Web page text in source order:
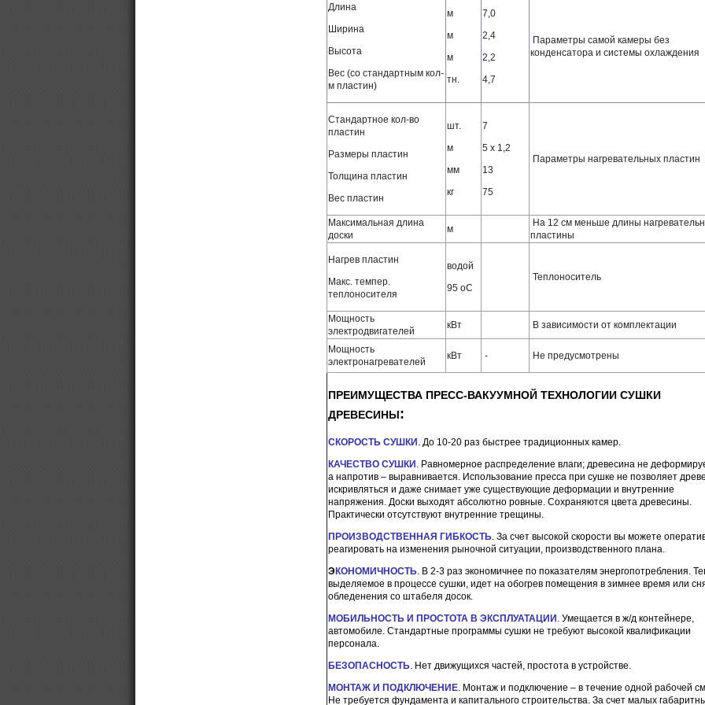
Длина
Ширина
Высота
Вес (со стандартным кол-
м пластин)
м
м
м
тн.
7,0
2,4
2,2
4,7
Параметры самой камеры без
конденсатора и системы охлаждения
Стандартное кол-во
пластин
Размеры пластин
Толщина пластин
Вес пластин
шт.
м
мм
кг
7
5 х 1,2
13
75
Параметры нагревательных пластин
Максимальная длина
доски
м
На 12 см меньше длины
пластины
Нагрев пластин
Макс. темпер.
теплоносителя
водой
95 оС
Теплоноситель
Мощность
электродвигателей
кВт В зависимости от комплектации
Мощность
электронагревателей
кВт - Не предусмотрены
ПРЕИМУЩЕСТВА ПРЕСС-ВАКУУМНОЙ ТЕХНОЛОГИИ СУШКИ
ДРЕВЕСИНЫ:
СКОРОСТЬ СУШКИ . До 10-20 раз быстрее традиционных камер.
КАЧЕСТВО СУШКИ . Равномерное распределение влаги; древесина не
а напротив – выравнивается. Использование пресса при сушке не позволяет
искривляться и даже снимает уже существующие деформации и внутренние
напряжения. Доски выходят абсолютно ровные. Сохраняются цвета древесины.
Практически отсутствуют внутренние трещины.
ПРОИЗВОДСТВЕННАЯ ГИБКОСТЬ. За счет высокой скорости вы можете
реагировать на изменения рыночной ситуации, производственного плана.
Э КОНОМИЧНОСТЬ. В 2-3 раз экономичнее по показателям энергопотребления.
выделяемое в процессе сушки, идет на обогрев помещения в зимнее время или
обледенения со штабеля досок.
МОБИЛЬНОСТЬ И ПРОСТОТА В ЭКСПЛУАТАЦИИ . Умещается в ж/д контейнере,
автомобиле. Стандартные программы сушки не требуют высокой квалификации
персонала.
БЕЗОПАСНОСТЬ. Нет движущихся частей, простота в устройстве.
МОНТАЖ И ПОДКЛЮЧЕНИЕ. Монтаж и подключение – в течение одной рабочей
Не требуется фундамента и капитального строительства. За счет малых